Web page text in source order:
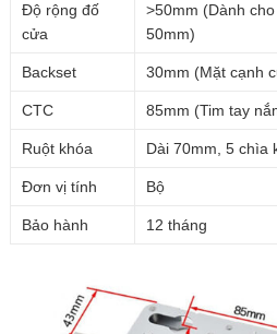
Độ rộng đố
cửa
>50mm (Dành
50mm)
Backset 30mm (Mặt cạnh
CTC 85mm (Tim tay
Ruột khóa Dài 70mm, 5 chìa
Đơn vị tính Bộ
Bảo hành 12 tháng